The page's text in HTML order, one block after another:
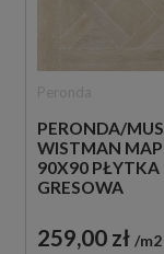
PERONDA/
WISTMAN
90X90 PŁYTKA
GRESOWA
259,00 zł m2